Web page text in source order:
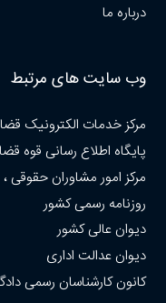
درباره ما
وب سایت های مرتبط
مرکز خدمات الکترونیک
پایگاه اطلاع رسانی قوه
مرکز امور مشاوران حقوقی
روزنامه رسمی کشور
دیوان عالی کشور
دیوان عدالت اداری
کانون کارشناسان رسمی